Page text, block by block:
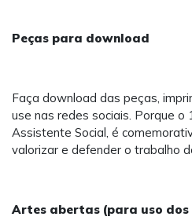
Peças para download
Faça download das peças,
use nas redes sociais. Porque o
Assistente Social, é
valorizar e defender o trabalho
Artes abertas (para uso dos